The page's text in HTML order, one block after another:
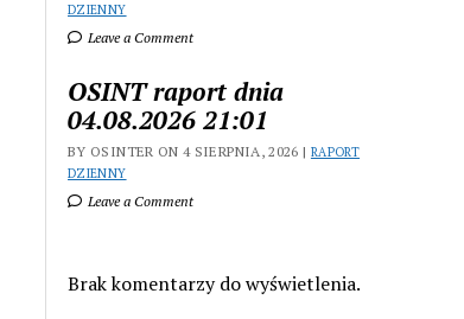
DZIENNY
Leave a Comment
OSINT raport dnia
04.08.2026 21:01
BY OSINTER ON 4 SIERPNIA, 2026 | RAPORT
DZIENNY
Leave a Comment
Brak komentarzy do wyświetlenia.